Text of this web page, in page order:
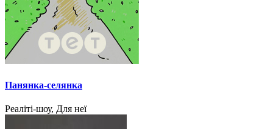
Панянка-селянка
Реаліті-шоу, Для неї